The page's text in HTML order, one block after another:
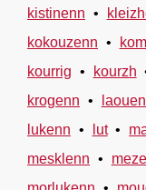
kistinenn
kokouzenn
kourrig
kourzh
krogenn
lukenn
lut
mesklenn